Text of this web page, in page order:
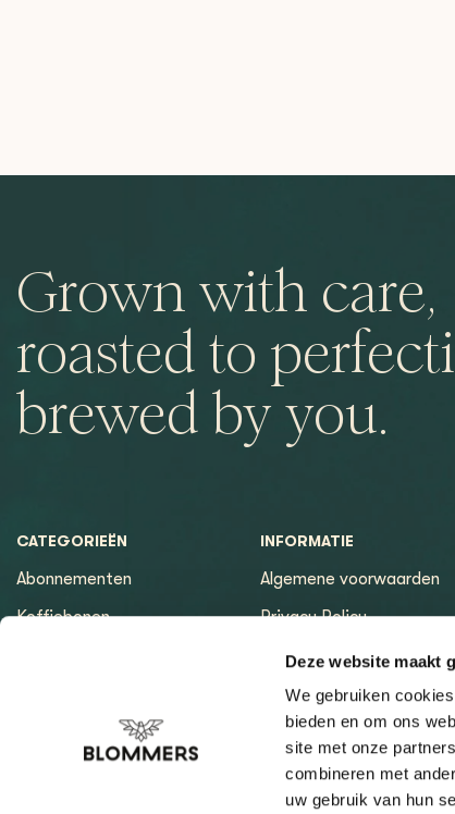
Deze website maakt
We gebruiken
bieden en om ons
site met onze
combineren met
uw gebruik van hun
Grown with care,
roasted to
brewed by you.
CATEGORIEËN
Abonnementen
Koffiebonen
Espresso tools
INFORMATIE
Algemene voorwaarden
Privacy Policy
Betaalmethoden
Retourneren
Contact &
Sitemap pagina
Keuzewijzer